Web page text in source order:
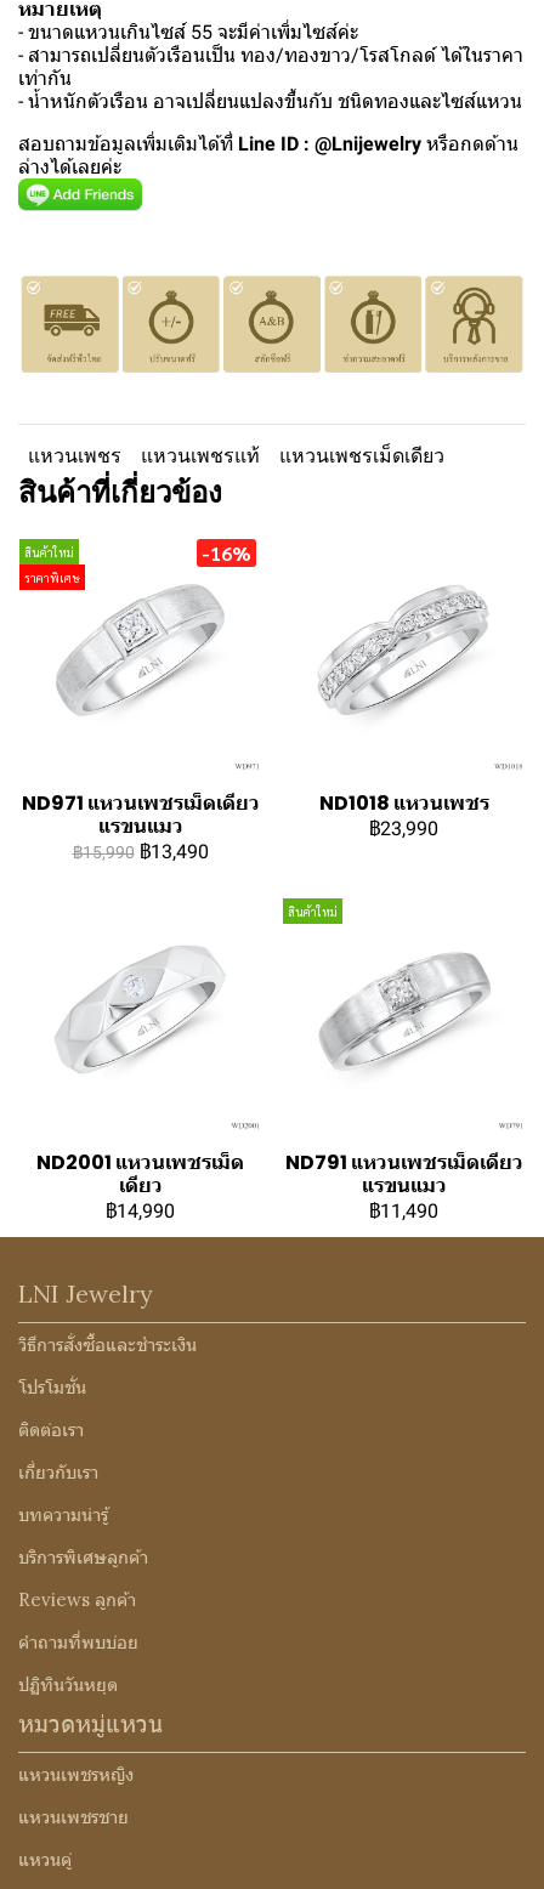
หมายเหตุ
- ขนาดแหวนเกินไซส์ 55 จะมีค่าเพิ่มไซส์ค่ะ
- สามารถเปลี่ยนตัวเรือนเป็น ทอง/ทองขาว/โรสโกลด์ ได้ในราคา
เท่ากัน
- น้ำหนักตัวเรือน อาจเปลี่ยนแปลงขึ้นกับ ชนิดทองและไซส์แหวน
สอบถามข้อมูลเพิ่มเติมได้ที่ Line ID : @Lnijewelry หรือกดด้าน
ล่างได้เลยค่ะ
แหวนเพชร แหวนเพชรแท้ แหวนเพชรเม็ดเดียว
สินค้าที่เกี่ยวข้อง
สินค้าใหม่
ราคาพิเศษ
-16%
ND971 แหวนเพชรเม็ดเดียว
แรขนแมว
฿15,990 ฿13,490
ND1018 แหวนเพชร
฿23,990
ND2001 แหวนเพชรเม็ด
เดียว
฿14,990
สินค้าใหม่
ND791 แหวนเพชรเม็ดเดียว
แรขนแมว
฿11,490
LNI Jewelry
วิธีการสั่งซื้อและชำระเงิน
โปรโมชั่น
ติดต่อเรา
เกี่ยวกับเรา
บทความน่ารู้
บริการพิเศษลูกค้า
Reviews ลูกค้า
คำถามที่พบบ่อย
ปฏิทินวันหยุด
หมวดหมู่แหวน
แหวนเพชรหญิง
แหวนเพชรชาย
แหวนคู่